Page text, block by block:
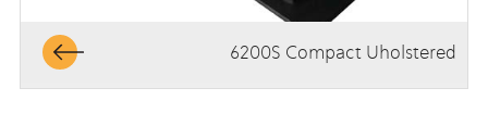
6200S Compact Uholstered